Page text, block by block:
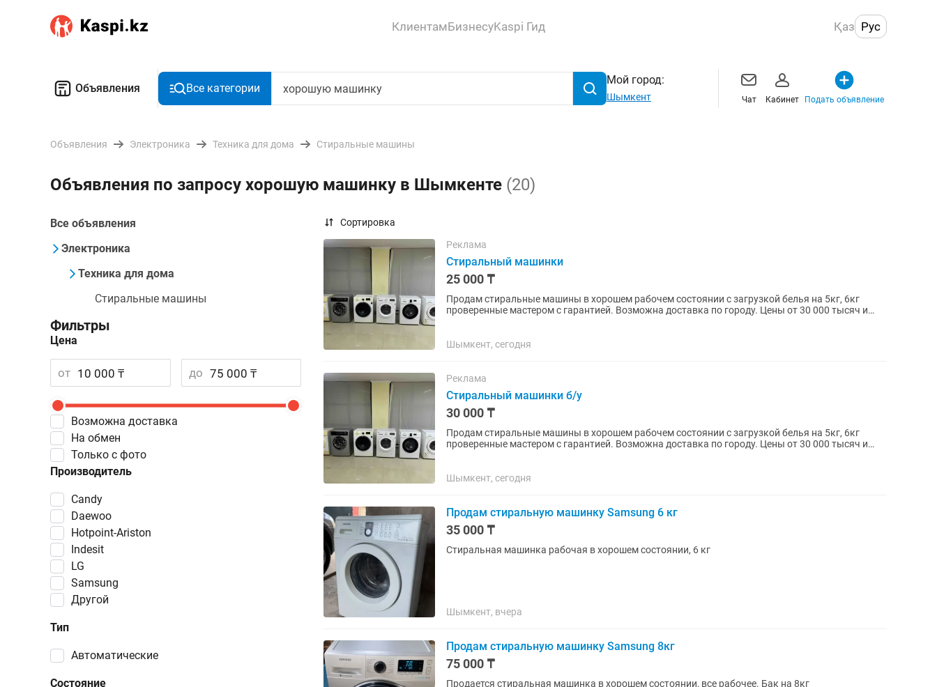
КлиентамБизнесуKaspi Гид Қаз Рус
Объявления Все категории
Мой город:
Шымкент Чат Кабинет Подать объявление
Объявления Электроника Техника для дома Стиральные машины
Объявления по запросу хорошую машинку в Шымкенте (20)
Все объявления
Электроника
Техника для дома
Стиральные машины
Фильтры
Цена
от до
Возможна доставка
Производитель
Candy
Daewoo
Hotpoint-Ariston
Indesit
LG
Samsung
Другой
Тип
автоматические
Состояние
На обмен
Только с фото
Сортировка
Реклама
Стиральный машинки
25 000 ₸
Продам стиральные машины в хорошем рабочем состоянии с загрузкой белья на 5кг, 6кг
проверенные мастером с гарантией. Возможна доставка по городу. Цены от 30 000 тысяч и
Шымкент, сегодня
Реклама
Стиральный машинки б/у
30 000 ₸
Продам стиральные машины в хорошем рабочем состоянии с загрузкой белья на 5кг, 6кг
проверенные мастером с гарантией. Возможна доставка по городу. Цены от 30 000 тысяч и
Шымкент, сегодня
Продам стиральную машинку Samsung 6 кг
35 000 ₸
Стиральная машинка рабочая в хорошем состоянии, 6 кг
Шымкент, вчера
Продам стиральную машинку Samsung 8кг
75 000 ₸
Продается стиральная машинка в хорошем состоянии, все рабочее. Бак на 8кг